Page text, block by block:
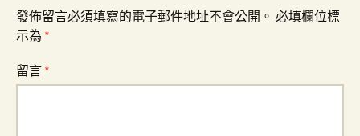
發佈留言必須填寫的電子郵件地址不會公開。 必填欄位標
示為 *
留言 *